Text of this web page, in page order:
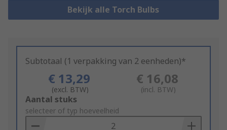
Bekijk alle Torch Bulbs
Subtotaal (1 verpakking van 2 eenheden)*
€ 13,29
(excl. BTW)
€ 16,08
(incl. BTW)
Add
to
Basket
Aantal stuks
selecteer of typ hoeveelheid